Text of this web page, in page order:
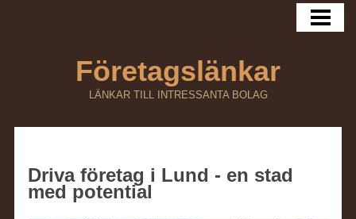
Företagslänkar
LÄNKAR TILL INTRESSANTA BOLAG
Driva företag i Lund - en stad
med potential